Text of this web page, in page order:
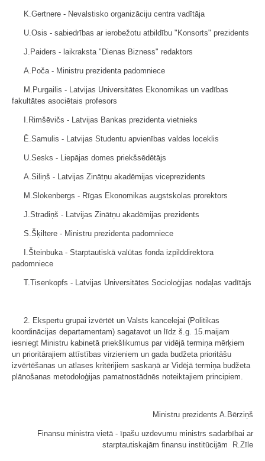
K.Gertnere - Nevalstisko organizāciju centra vadītāja
U.Osis - sabiedrības ar ierobežotu atbildību "Konsorts" prezidents
J.Paiders - laikraksta "Dienas Bizness" redaktors
A.Poča - Ministru prezidenta padomniece
M.Purgailis - Latvijas Universitātes Ekonomikas un vadības
fakultātes asociētais profesors
I.Rimšēvičs - Latvijas Bankas prezidenta vietnieks
Ē.Samulis - Latvijas Studentu apvienības valdes loceklis
U.Sesks - Liepājas domes priekšsēdētājs
A.Siliņš - Latvijas Zinātņu akadēmijas viceprezidents
M.Slokenbergs - Rīgas Ekonomikas augstskolas prorektors
J.Stradiņš - Latvijas Zinātņu akadēmijas prezidents
S.Šķiltere - Ministru prezidenta padomniece
I.Šteinbuka - Starptautiskā valūtas fonda izpilddirektora
padomniece
T.Tisenkopfs - Latvijas Universitātes Socioloģijas nodaļas vadītājs
2. Ekspertu grupai izvērtēt un Valsts kancelejai (Politikas
koordinācijas departamentam) sagatavot un līdz š.g. 15.maijam
iesniegt Ministru kabinetā priekšlikumus par vidējā termiņa mērķiem
un prioritārajiem attīstības virzieniem un gada budžeta prioritāšu
izvērtēšanas un atlases kritērijiem saskaņā ar Vidējā termiņa budžeta
plānošanas metodoloģijas pamatnostādnēs noteiktajiem principiem.
Ministru prezidents A.Bērziņš
Finansu ministra vietā - īpašu uzdevumu ministrs sadarbībai ar
starptautiskajām finansu institūcijām R.Zīle